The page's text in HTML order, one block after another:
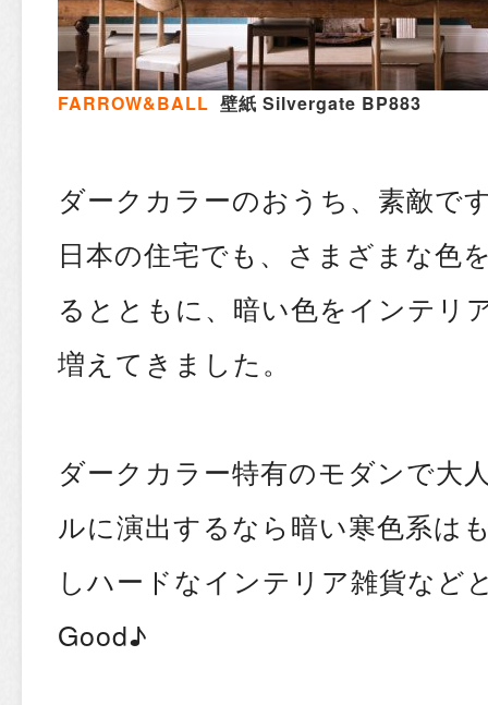
FARROW&BALL 壁紙 Silvergate BP883
ダークカラーのおうち、素敵で
日本の住宅でも、さまざまな色
るとともに、暗い色をインテリ
増えてきました。
ダークカラー特有のモダンで大
ルに演出するなら暗い寒色系は
しハードなインテリア雑貨など
Good♪